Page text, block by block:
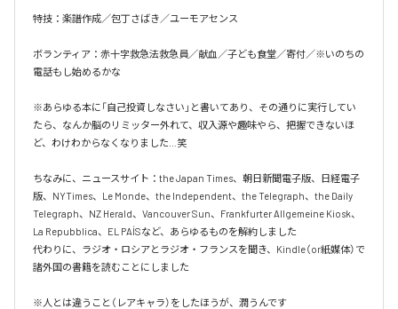
特技：楽譜作成／包丁さばき／ユーモアセンス
ボランティア：赤十字救急法救急員／献血／子ども食堂／寄付／※いのちの
電話もし始めるかな
※あらゆる本に「自己投資しなさい」と書いてあり、その通りに実行してい
たら、なんか脳のリミッター外れて、収入源や趣味やら、把握できないほ
ど、わけわからなくなりました…笑
ちなみに、ニュースサイト：the Japan Times、朝日新聞電子版、日経電子
版、NYTimes、Le Monde、the Independent、the Telegraph、the Daily
Telegraph、NZ Herald、Vancouver Sun、Frankfurter Allgemeine Kiosk、
La Repubblica、EL PAÍSなど、あらゆるものを解約しました
代わりに、ラジオ・ロシアとラジオ・フランスを聞き、Kindle（or紙媒体）で
諸外国の書籍を読むことにしました
※人とは違うこと（レアキャラ）をしたほうが、潤うんです